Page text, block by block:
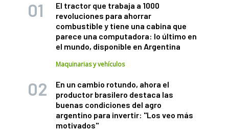
El tractor que trabaja a 1000
revoluciones para ahorrar
combustible y tiene una cabina que
parece una computadora: lo último en
el mundo, disponible en Argentina
Maquinarias y vehículos
En un cambio rotundo, ahora el
productor brasilero destaca las
buenas condiciones del agro
argentino para invertir: "Los veo más
motivados"